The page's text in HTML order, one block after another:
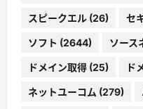
スピークエル (26) セ
ソフト (2644) ソース
ドメイン取得 (25) ド
ネットユーコム (279)